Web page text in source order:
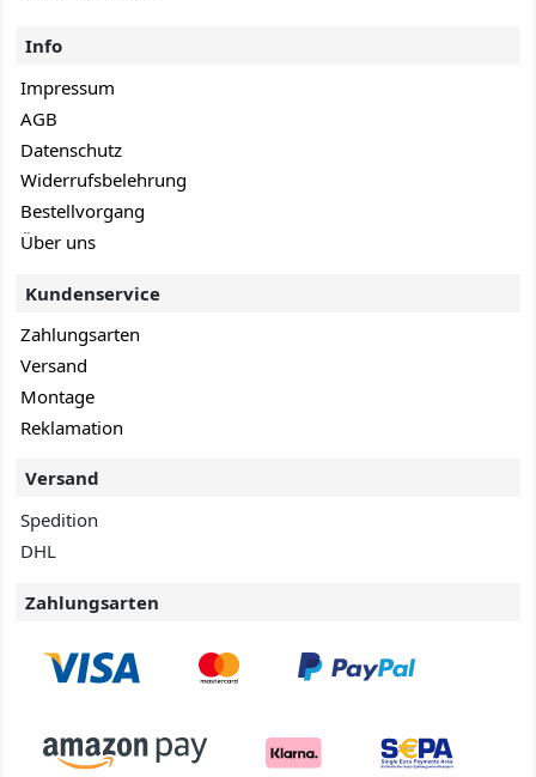
Info
Impressum
AGB
Datenschutz
Widerrufsbelehrung
Bestellvorgang
Über uns
Kundenservice
Zahlungsarten
Versand
Montage
Reklamation
Versand
Spedition
DHL
Zahlungsarten